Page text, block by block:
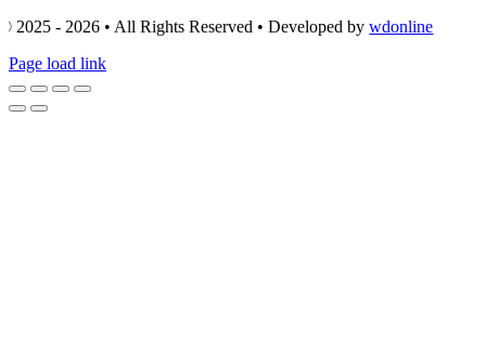
© 2025 - 2026 • All Rights Reserved • Developed bywdonline
Page load link